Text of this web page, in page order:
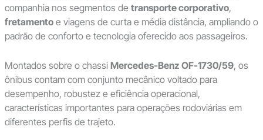
companhia nos segmentos de transporte corporativo,
fretamentoe viagens de curta e média distância, ampliando o
padrão de conforto e tecnologia oferecido aos passageiros.
Montados sobre o chassi Mercedes-Benz OF-1730/59, os
ônibus contam com conjunto mecânico voltado para
desempenho, robustez e eficiência operacional,
características importantes para operações rodoviárias em
diferentes perfis de trajeto.